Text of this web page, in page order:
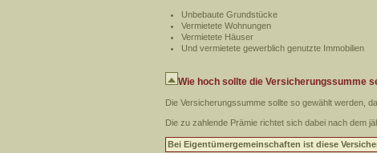
Unbebaute Grundstücke
Vermietete Wohnungen
Vermietete Häuser
Und vermietete gewerblich genutzte Immobilien
Wie hoch sollte die Versicherungssumme
Die Versicherungssumme sollte so gewählt werden,
Die zu zahlende Prämie richtet sich dabei nach dem
Bei Eigentümergemeinschaften ist diese